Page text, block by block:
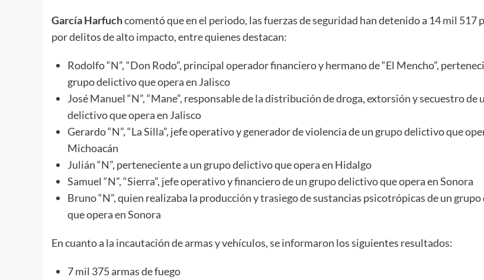
García Harfuchcomentó que en el periodo, las fuerzas de seguridad han detenido a 14 mil 517
por delitos de alto impacto, entre quienes destacan:
Rodolfo “N”, “Don Rodo”, principal operador financiero y hermano de “El Mencho”,
grupo delictivo que opera en Jalisco
José Manuel “N”, “Mane”, responsable de la distribución de droga, extorsión y secuestro de
delictivo que opera en Jalisco
Gerardo “N”, “La Silla”, jefe operativo y generador de violencia de un grupo delictivo que
Michoacán
Julián “N”, perteneciente a un grupo delictivo que opera en Hidalgo
Samuel “N”, “Sierra”, jefe operativo y financiero de un grupo delictivo que opera en Sonora
Bruno “N”, quien realizaba la producción y trasiego de sustancias psicotrópicas de un
que opera en Sonora
En cuanto a la incautación de armas y vehículos, se informaron los siguientes resultados:
7 mil 375 armas de fuego